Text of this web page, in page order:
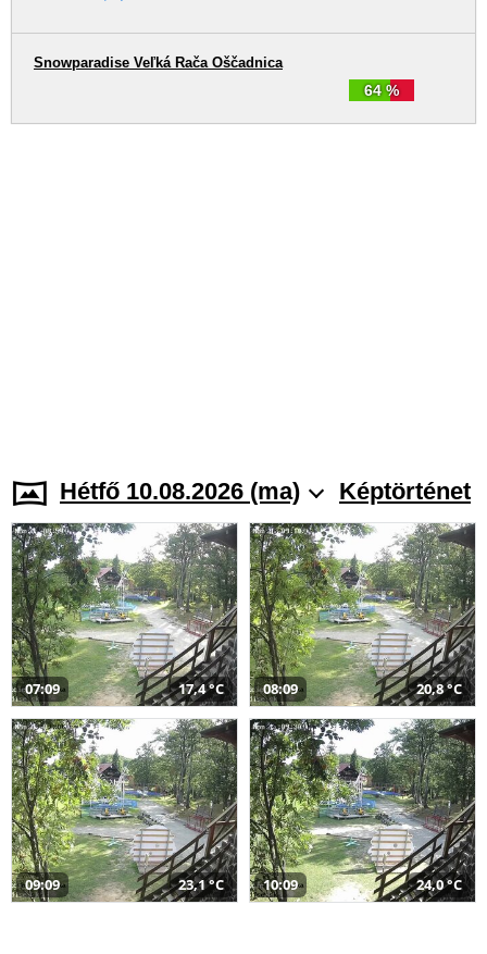
64 %
Snowparadise Veľká Rača Oščadnica
Hétfő 10.08.2026 (ma) Képtörténet
07:09 17,4 °C 08:09 20,8 °C
09:09 23,1 °C 10:09 24,0 °C